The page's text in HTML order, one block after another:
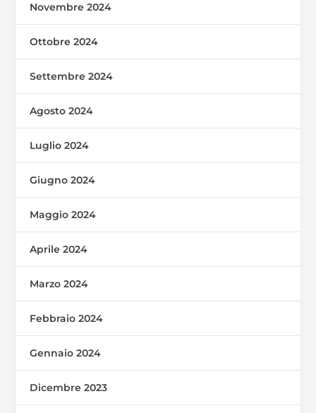
Novembre 2024
Ottobre 2024
Settembre 2024
Agosto 2024
Luglio 2024
Giugno 2024
Maggio 2024
Aprile 2024
Marzo 2024
Febbraio 2024
Gennaio 2024
Dicembre 2023